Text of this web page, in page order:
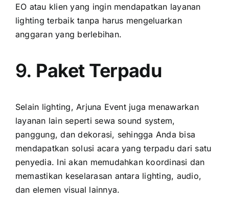
EO atau klien yang ingin mendapatkan layanan
lighting terbaik tanpa harus mengeluarkan
anggaran yang berlebihan.
9. Paket Terpadu
Selain lighting, Arjuna Event juga menawarkan
layanan lain seperti sewa sound system,
panggung, dan dekorasi, sehingga Anda bisa
mendapatkan solusi acara yang terpadu dari satu
penyedia. Ini akan memudahkan koordinasi dan
memastikan keselarasan antara lighting, audio,
dan elemen visual lainnya.